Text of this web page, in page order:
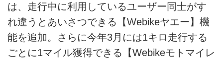
は、走行中に利用しているユーザー同士がす
れ違うとあいさつできる【Webikeヤエー】機
能を追加。さらに今年3月には1キロ走行する
ごとに1マイル獲得できる【Webikeモトマイレ